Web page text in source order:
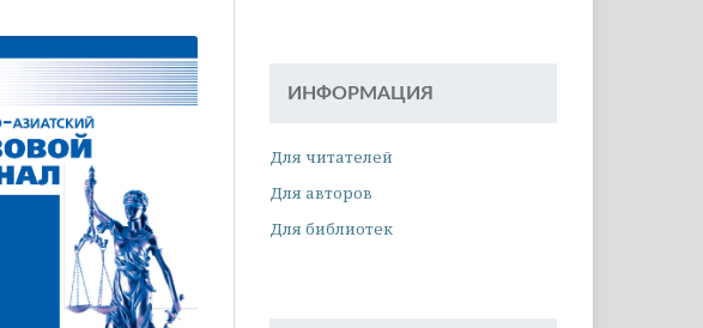
ИНФОРМАЦИЯ
Для читателей
Для авторов
Для библиотек